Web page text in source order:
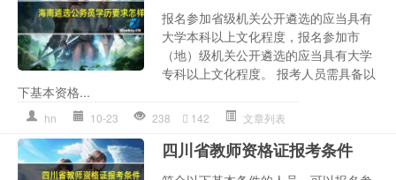
报名参加省级机关公开遴选的应当具有
大学本科以上文化程度，报名参加市
（地）级机关公开遴选的应当具有大学
专科以上文化程度。 报考人员需具备以
下基本资格...
hn 10-23 238 142 文章列表
四川省教师资格证报考条件